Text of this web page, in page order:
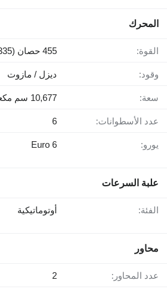
المحرك
القوة: 455 حصان (335 kW)
وقود: ديزل / مازوت
سعة: 10,677 سم مكعب
عدد الأسطوانات: 6
يورو: Euro 6
علبة السرعات
الفئة: أوتوماتيكية
محاور
عدد المحاور: 2